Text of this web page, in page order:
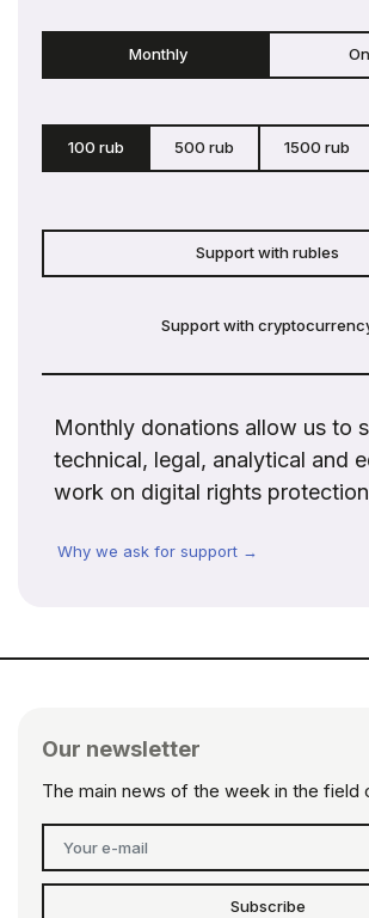
Monthly
100 rub 500 rub 1500 rub
Support with rubles
Support with
Monthly donations allow us to
technical, legal, analytical and
work on digital rights protection
Why we ask for support →
Our newsletter
The main news of the week in the field
Subscribe